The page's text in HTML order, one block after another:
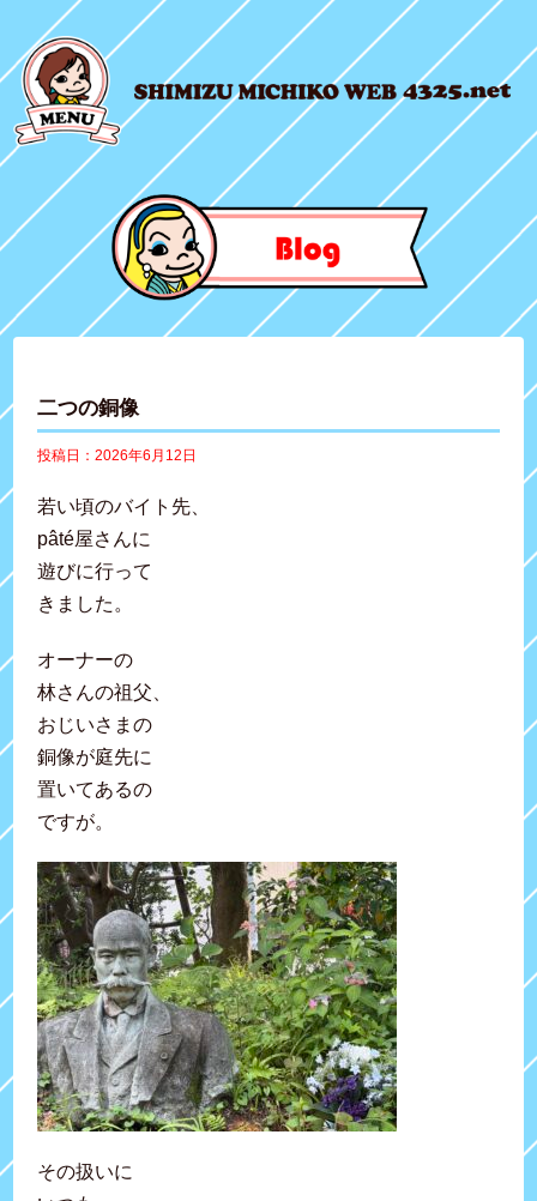
二つの銅像
投稿日：2026年6月12日
若い頃のバイト先、
pâté屋さんに
遊びに行って
きました。
オーナーの
林さんの祖父、
おじいさまの
銅像が庭先に
置いてあるの
ですが。
その扱いに